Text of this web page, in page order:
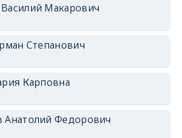
Макарович
Степанович
Карповна
Федорович